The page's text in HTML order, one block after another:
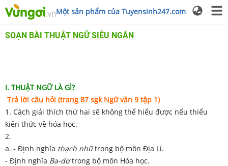
Một sản phẩm của Tuyensinh247.com
SOẠN BÀI THUẬT NGỮ SIÊU NGẮN
I. THUẬT NGỮ LÀ GÌ?
Trả lời câu hỏi (trang 87 sgk Ngữ văn 9 tập 1)
1. Cách giải thích thứ hai sẽ không thể hiểu được nếu thiếu
kiến thức về hóa học.
2.
a. - Định nghĩa thạch nhũ trong bộ môn Địa Lí.
- Định nghĩa Ba-dơtrong bộ môn Hóa học.